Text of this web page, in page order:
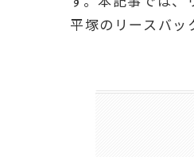
平塚のリースバッ